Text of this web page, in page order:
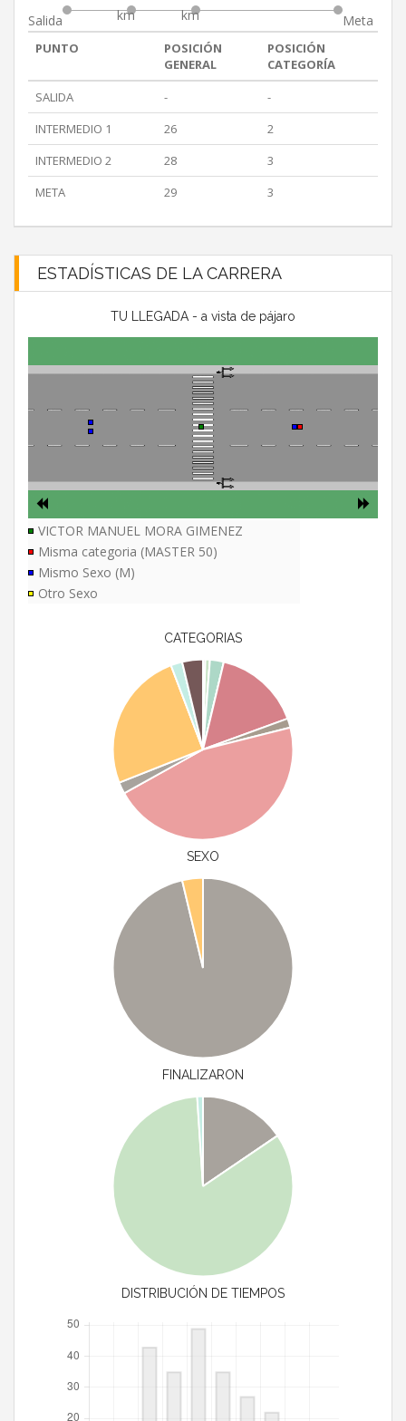
Salida
km
km
Meta
PUNTO
POSICIÓN
GENERAL
POSICIÓN
CATEGORÍA
SALIDA
-
-
INTERMEDIO 1
26
2
INTERMEDIO 2
28
3
META
29 3
ESTADÍSTICAS DE LA CARRERA
TU LLEGADA - a vista de pájaro
VICTOR MANUEL MORA GIMENEZ
Misma categoria (MASTER 50)
Mismo Sexo (M)
Otro Sexo
CATEGORIAS
SEXO
FINALIZARON
DISTRIBUCIÓN DE TIEMPOS